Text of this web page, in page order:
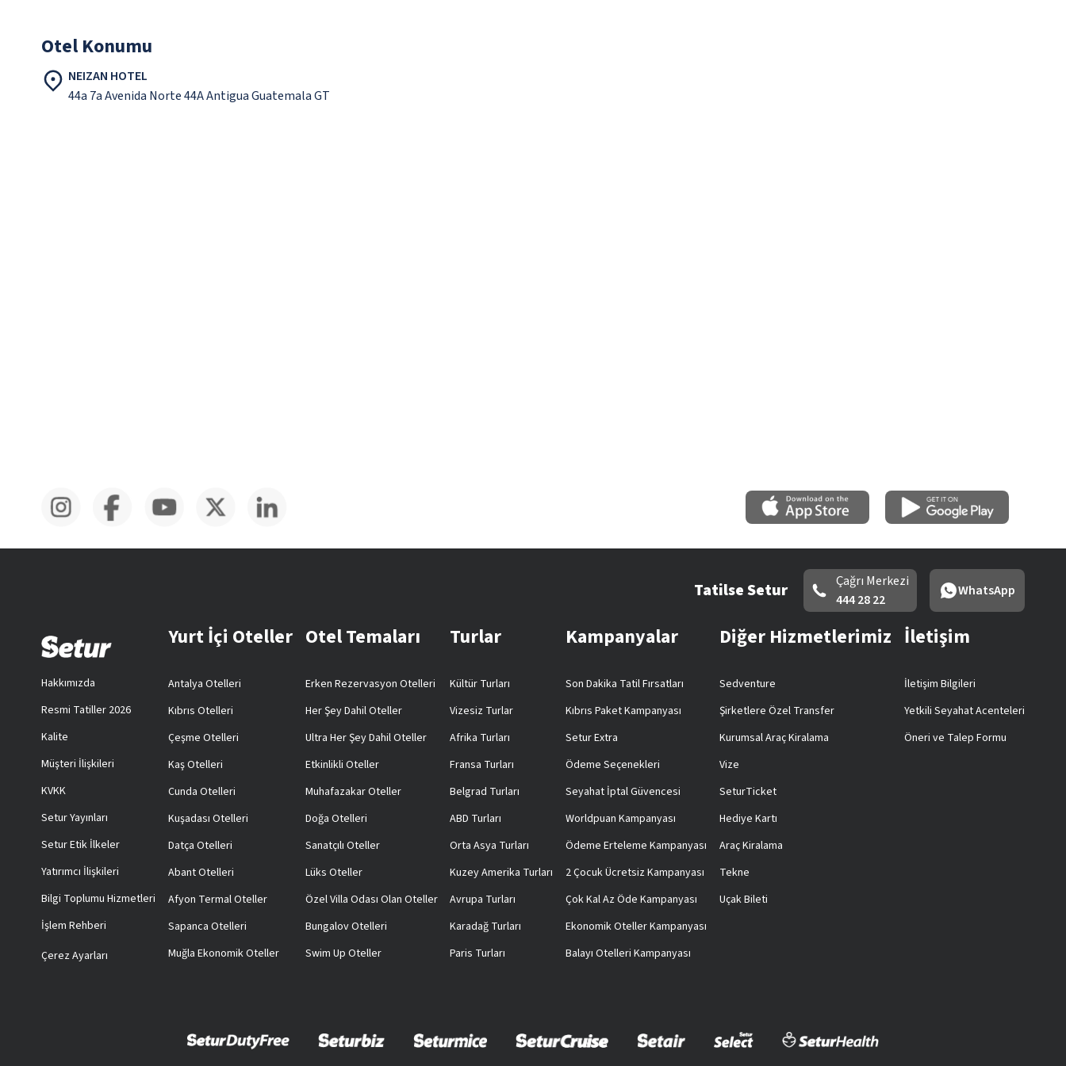
Otel Konumu
NEIZAN HOTEL
44a 7a Avenida Norte 44A Antigua Guatemala GT
Tatilse Setur
Çağrı Merkezi
444 28 22
WhatsApp
Hakkımızda
Resmi Tatiller 2026
Kalite
Müşteri İlişkileri
KVKK
Setur Yayınları
Setur Etik İlkeler
Yatırımcı İlişkileri
Bilgi Toplumu Hizmetleri
İşlem Rehberi
Çerez Ayarları
Yurt İçi Oteller
Antalya Otelleri
Kıbrıs Otelleri
Çeşme Otelleri
Kaş Otelleri
Cunda Otelleri
Kuşadası Otelleri
Datça Otelleri
Abant Otelleri
Afyon Termal Oteller
Sapanca Otelleri
Muğla Ekonomik Oteller
Otel Temaları
Erken Rezervasyon Otelleri
Her Şey Dahil Oteller
Ultra Her Şey Dahil Oteller
Etkinlikli Oteller
Muhafazakar Oteller
Doğa Otelleri
Sanatçılı Oteller
Lüks Oteller
Özel Villa Odası Olan Oteller
Bungalov Otelleri
Swim Up Oteller
Turlar
Kültür Turları
Vizesiz Turlar
Afrika Turları
Fransa Turları
Belgrad Turları
ABD Turları
Orta Asya Turları
Kuzey Amerika Turları
Avrupa Turları
Karadağ Turları
Paris Turları
Kampanyalar
Son Dakika Tatil Fırsatları
Kıbrıs Paket Kampanyası
Setur Extra
Ödeme Seçenekleri
Seyahat İptal Güvencesi
Worldpuan Kampanyası
Ödeme Erteleme Kampanyası
2 Çocuk Ücretsiz Kampanyası
Çok Kal Az Öde Kampanyası
Ekonomik Oteller Kampanyası
Balayı Otelleri Kampanyası
Diğer Hizmetlerimiz
Sedventure
Şirketlere Özel Transfer
Kurumsal Araç Kiralama
Vize
SeturTicket
Hediye Kartı
Araç Kiralama
Tekne
Uçak Bileti
İletişim
İletişim Bilgileri
Yetkili Seyahat Acenteleri
Öneri ve Talep Formu